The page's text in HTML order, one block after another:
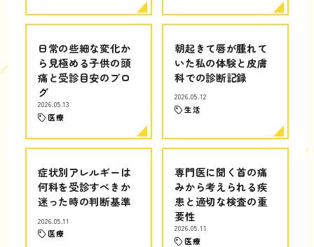
日常の些細な変化か
ら見極める子供の頭
痛と受診目安のブロ
グ
2026.05.13
医療
朝起きて唇が腫れて
いた私の体験と皮膚
科での診断記録
2026.05.12
生活
症状別アレルギーは
何科を受診すべきか
迷った時の判断基準
2026.05.11
医療
専門医に聞く首の痛
みから考えられる疾
患と適切な検査の重
要性
2026.05.11
医療